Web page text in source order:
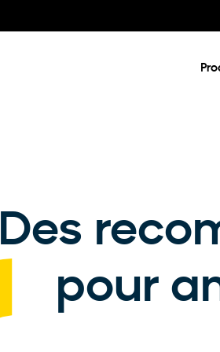
Partenaires
Des
pour